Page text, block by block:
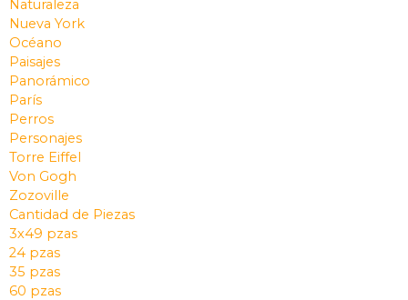
Naturaleza
Nueva York
Océano
Paisajes
Panorámico
París
Perros
Personajes
Torre Eiffel
Von Gogh
Zozoville
Cantidad de Piezas
3x49 pzas
24 pzas
35 pzas
60 pzas